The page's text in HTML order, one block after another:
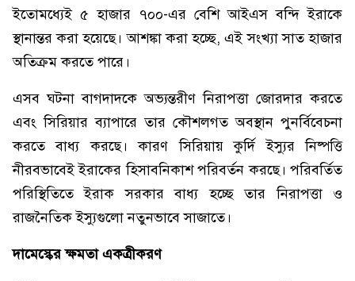
ইতোমধ্যেই ৫ হাজার ৭০০-এর বেশি আইএস বন্দি ইরাকে
স্থানান্তর করা হয়েছে। আশঙ্কা করা হচ্ছে, এই সংখ্যা সাত হাজার
অতিক্রম করতে পারে।
এসব ঘটনা বাগদাদকে অভ্যন্তরীণ নিরাপত্তা জোরদার করতে
এবং সিরিয়ার ব্যাপারে তার কৌশলগত অবস্থান পুনর্বিবেচনা
করতে বাধ্য করছে। কারণ সিরিয়ায় কুর্দি ইস্যুর নিষ্পত্তি
নীরবভাবেই ইরাকের হিসাবনিকাশ পরিবর্তন করছে। পরিবর্তিত
পরিস্থিতিতে ইরাক সরকার বাধ্য হচ্ছে তার নিরাপত্তা ও
রাজনৈতিক ইস্যুগুলো নতুনভাবে সাজাতে।
দামেস্কের ক্ষমতা একত্রীকরণ